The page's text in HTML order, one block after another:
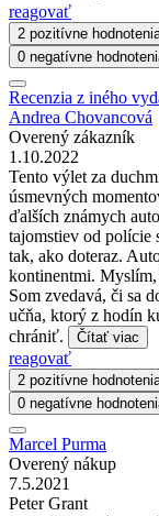
reagovať
2 pozitívne
0 negatívne
Recenzia z iného
Andrea Chovancová
Overený zákazník
1.10.2022
Tento výlet za
úsmevných
ďalších známych
tajomstiev od polície
tak, ako doteraz.
kontinentmi. Myslím,
Som zvedavá, či sa
učňa, ktorý z hodín
chrániť.
Čítať viac
reagovať
2 pozitívne
0 negatívne
Marcel Purma
Overený nákup
7.5.2021
Peter Grant